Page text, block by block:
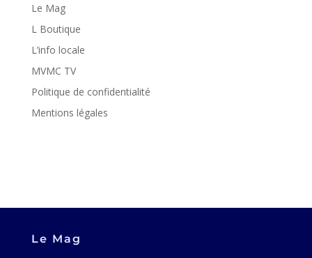
Le Mag
L Boutique
L’info locale
MVMC TV
Politique de confidentialité
Mentions légales
Le Mag